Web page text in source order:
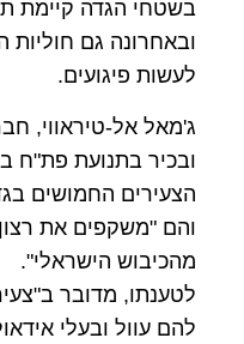
בשטחי הגדה קיימת
ובאחרונה גם
לעשות פיגועים.
ג'מאל אל-טיראווי,
ובכיר בתנועת פת"ח
הצעירים החמושים
והם "משקפים את
מהכיבוש הישראלי".
לטענתו, מדובר
להם עוול ובעלי